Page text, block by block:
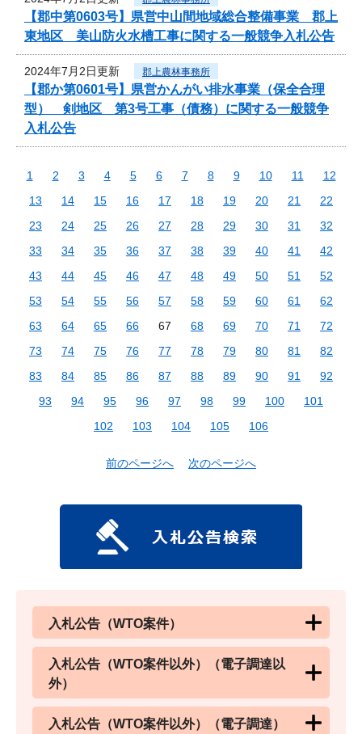
【郡中第0603号】県営中山間地域総合整備事業 郡上
東地区 美山防火水槽工事に関する一般競争入札公告
2024年7月2日更新 郡上農林事務所
【郡か第0601号】県営かんがい排水事業（保全合理
型） 剣地区 第3号工事（債務）に関する一般競争
入札公告
1 2 3 4 5 6 7 8 9 10 11
12
13
14 15 16 17 18 19 20 21
22
23
24 25 26 27 28 29 30 31
32
33
34 35 36 37 38 39 40 41
42
43
44 45 46 47 48 49 50 51
52
53
54 55 56 57 58 59 60 61
62
63
64 65 66 67 68 69 70 71
72
73
74 75 76 77 78 79 80 81
82
83
84 85 86 87 88 89 90 91
92
93
94 95 96 97 98 99 100
101
102
103 104 105 106
前のページへ 次のページへ
入札公告（WTO案件）
入札公告（WTO案件以外）（電子調達以
外）
入札公告（WTO案件以外）（電子調達）